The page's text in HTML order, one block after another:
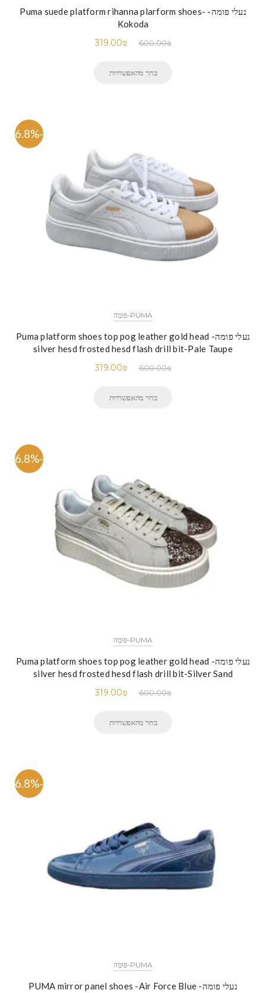
נעלי פומה- Puma suede platform rihanna plarform shoes-
Kokoda
600.00₪
319.00₪
בחר מהאפשרויות
-46.8%
PUMA-פּוּמָה
נעלי פומה- Puma platform shoes top pog leather gold head
silver hesd frosted hesd flash drill bit-Pale Taupe
600.00₪
319.00₪
בחר מהאפשרויות
-46.8%
PUMA-פּוּמָה
נעלי פומה- Puma platform shoes top pog leather gold head
silver hesd frosted hesd flash drill bit-Silver Sand
600.00₪
319.00₪
בחר מהאפשרויות
-46.8%
PUMA-פּוּמָה
נעלי פומה- PUMA mirror panel shoes -Air Force Blue